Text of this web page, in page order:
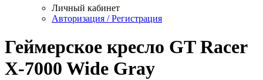
Личный кабинет
Авторизация / Регистрация
Геймерское кресло GT Racer
X-7000 Wide Gray